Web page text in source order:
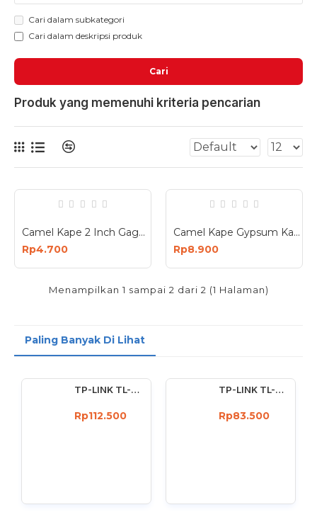
Cari dalam subkategori
Cari dalam deskripsi produk
Cari
Produk yang memenuhi kriteria pencarian
Camel Kape 2 Inch Gagang Karet 5 Cm 2In
Rp4.700
Camel Kape Gypsum Kayu 8inch - Side Scraper Wood 8 inch
Rp8.900
Menampilkan 1 sampai 2 dari 2 (1 Halaman)
Paling Banyak Di Lihat
TP-LINK TL-WN722N Wireless USB Adapter 150 Mbps High Gain 4dBi
Rp112.500
TP-LINK TL-WN727N 150Mbps Wireless USB Adapter 150 Mbps
Rp83.500